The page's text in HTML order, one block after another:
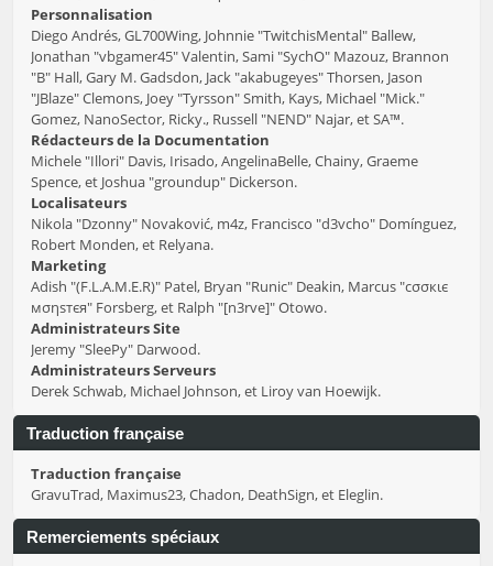
Personnalisation
Diego Andrés, GL700Wing, Johnnie "TwitchisMental" Ballew,
Jonathan "vbgamer45" Valentin, Sami "SychO" Mazouz, Brannon
"B" Hall, Gary M. Gadsdon, Jack "akabugeyes" Thorsen, Jason
"JBlaze" Clemons, Joey "Tyrsson" Smith, Kays, Michael "Mick."
Gomez, NanoSector, Ricky., Russell "NEND" Najar, et SA™.
Rédacteurs de la Documentation
Michele "Illori" Davis, Irisado, AngelinaBelle, Chainy, Graeme
Spence, et Joshua "groundup" Dickerson.
Localisateurs
Nikola "Dzonny" Novaković, m4z, Francisco "d3vcho" Domínguez,
Robert Monden, et Relyana.
Marketing
Adish "(F.L.A.M.E.R)" Patel, Bryan "Runic" Deakin, Marcus "cσσкιє
мσηѕтєя" Forsberg, et Ralph "[n3rve]" Otowo.
Administrateurs Site
Jeremy "SleePy" Darwood.
Administrateurs Serveurs
Derek Schwab, Michael Johnson, et Liroy van Hoewijk.
Traduction française
Traduction française
GravuTrad, Maximus23, Chadon, DeathSign, et Eleglin.
Remerciements spéciaux